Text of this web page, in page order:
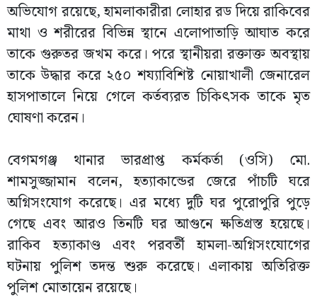
অভিযোগ রয়েছে, হামলাকারীরা লোহার রড দিয়ে রাকিবের
মাথা ও শরীরের বিভিন্ন স্থানে এলোপাতাড়ি আঘাত করে
তাকে গুরুতর জখম করে। পরে স্থানীয়রা রক্তাক্ত অবস্থায়
তাকে উদ্ধার করে ২৫০ শয্যাবিশিষ্ট নোয়াখালী জেনারেল
হাসপাতালে নিয়ে গেলে কর্তব্যরত চিকিৎসক তাকে মৃত
ঘোষণা করেন।
বেগমগঞ্জ থানার ভারপ্রাপ্ত কর্মকর্তা (ওসি) মো.
শামসুজ্জামান বলেন, হত্যাকান্ডের জেরে পাঁচটি ঘরে
অগ্নিসংযোগ করেছে। এর মধ্যে দুটি ঘর পুরোপুরি পুড়ে
গেছে এবং আরও তিনটি ঘর আগুনে ক্ষতিগ্রস্ত হয়েছে।
রাকিব হত্যাকাণ্ড এবং পরবর্তী হামলা-অগ্নিসংযোগের
ঘটনায় পুলিশ তদন্ত শুরু করেছে। এলাকায় অতিরিক্ত
পুলিশ মোতায়েন রয়েছে।